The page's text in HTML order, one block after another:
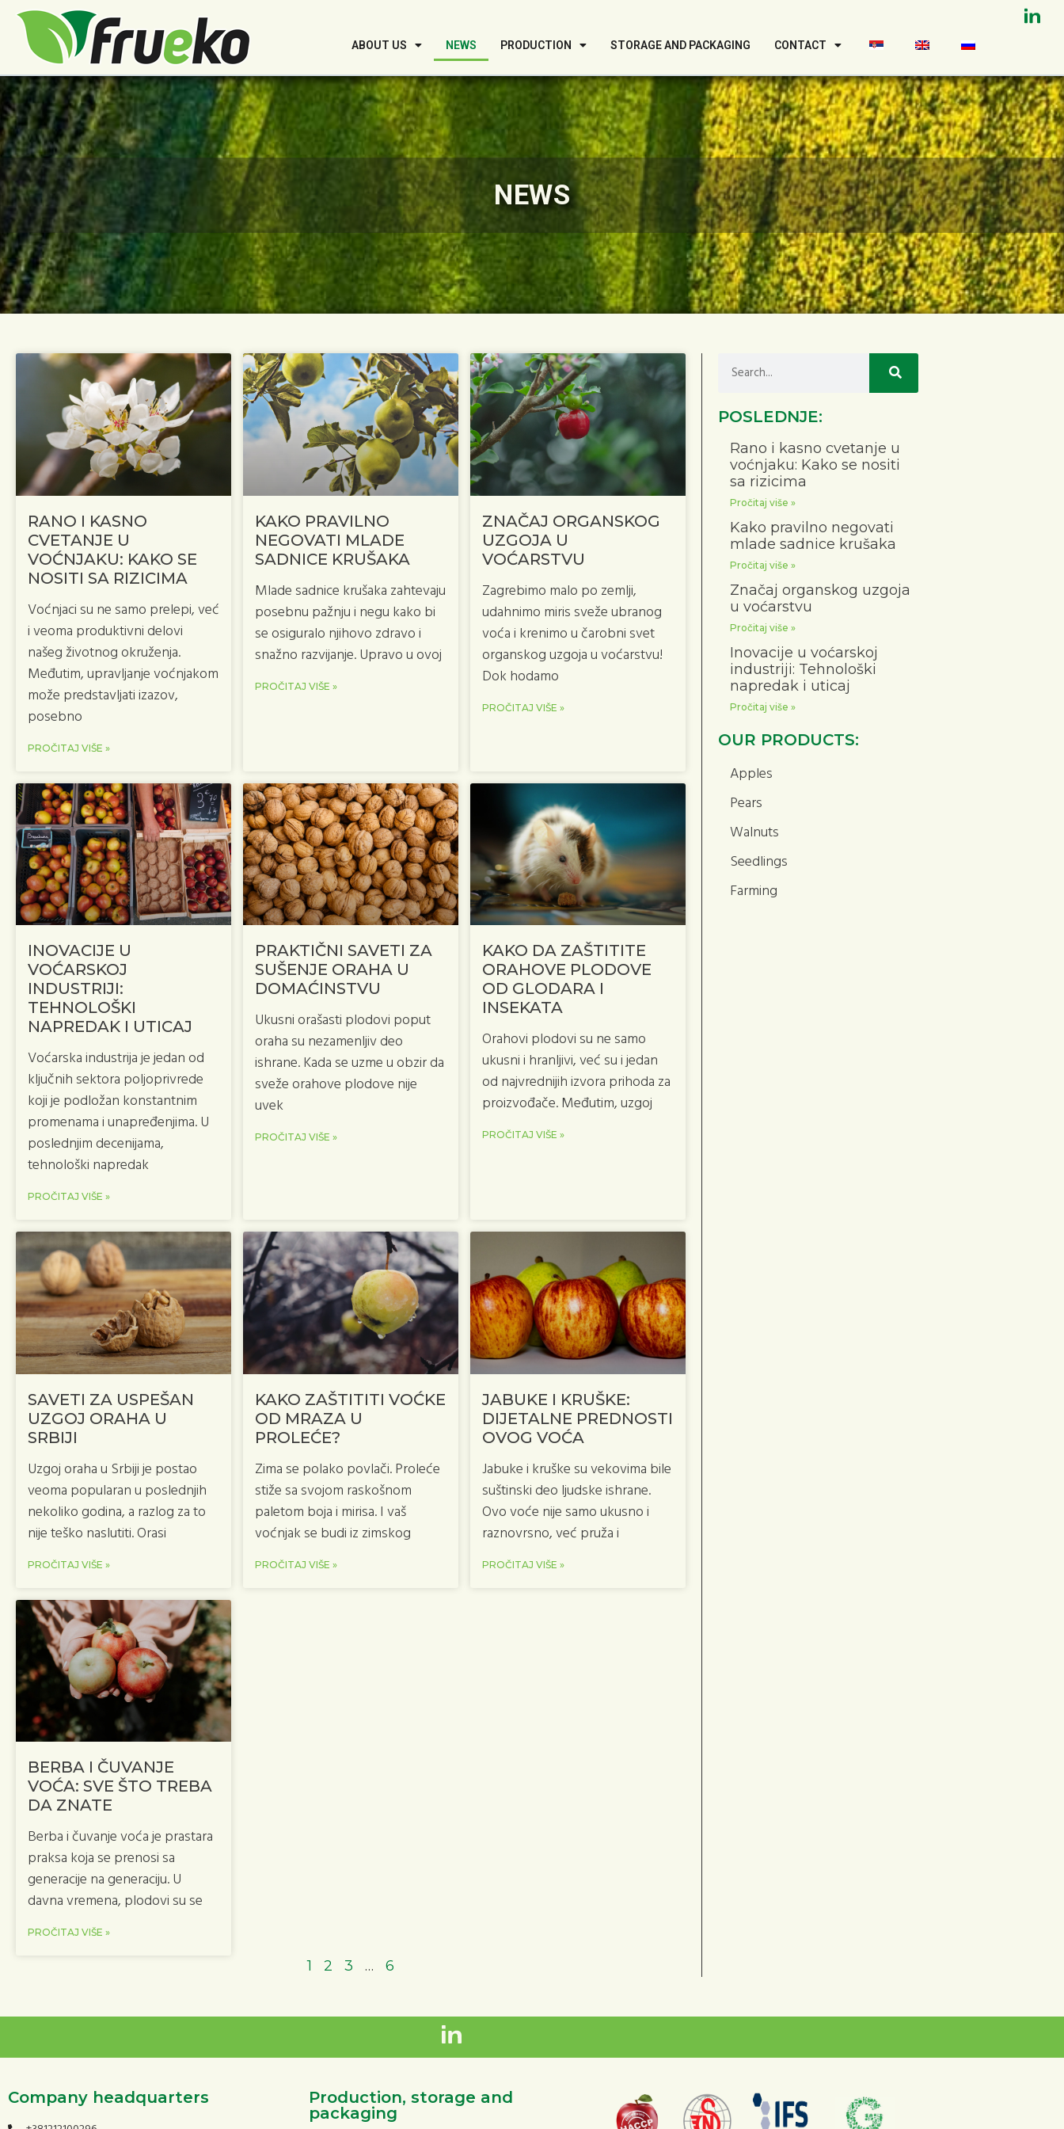
ABOUT US NEWS PRODUCTION STORAGE AND PACKAGING CONTACT
NEWS
RANO I KASNO
CVETANJE U
VOĆNJAKU: KAKO SE
NOSITI SA RIZICIMA
Voćnjaci su ne samo prelepi, već
i veoma produktivni delovi
našeg životnog okruženja.
Međutim, upravljanje voćnjakom
može predstavljati izazov,
posebno
PROČITAJ VIŠE »
KAKO PRAVILNO
NEGOVATI MLADE
SADNICE KRUŠAKA
Mlade sadnice krušaka zahtevaju
posebnu pažnju i negu kako bi
se osiguralo njihovo zdravo i
snažno razvijanje. Upravo u ovoj
PROČITAJ VIŠE »
ZNAČAJ ORGANSKOG
UZGOJA U
VOĆARSTVU
Zagrebimo malo po zemlji,
udahnimo miris sveže ubranog
voća i krenimo u čarobni svet
organskog uzgoja u voćarstvu!
Dok hodamo
PROČITAJ VIŠE »
INOVACIJE U
VOĆARSKOJ
INDUSTRIJI:
TEHNOLOŠKI
NAPREDAK I UTICAJ
Voćarska industrija je jedan od
ključnih sektora poljoprivrede
koji je podložan konstantnim
promenama i unapređenjima. U
poslednjim decenijama,
tehnološki napredak
PROČITAJ VIŠE »
PRAKTIČNI SAVETI ZA
SUŠENJE ORAHA U
DOMAĆINSTVU
Ukusni orašasti plodovi poput
oraha su nezamenljiv deo
ishrane. Kada se uzme u obzir da
sveže orahove plodove nije
uvek
PROČITAJ VIŠE »
KAKO DA ZAŠTITITE
ORAHOVE PLODOVE
OD GLODARA I
INSEKATA
Orahovi plodovi su ne samo
ukusni i hranljivi, već su i jedan
od najvrednijih izvora prihoda za
proizvođače. Međutim, uzgoj
PROČITAJ VIŠE »
SAVETI ZA USPEŠAN
UZGOJ ORAHA U
SRBIJI
Uzgoj oraha u Srbiji je postao
veoma popularan u poslednjih
nekoliko godina, a razlog za to
nije teško naslutiti. Orasi
PROČITAJ VIŠE »
KAKO ZAŠTITITI VOĆKE
OD MRAZA U
PROLEĆE?
Zima se polako povlači. Proleće
stiže sa svojom raskošnom
paletom boja i mirisa. I vaš
voćnjak se budi iz zimskog
PROČITAJ VIŠE »
JABUKE I KRUŠKE:
DIJETALNE PREDNOSTI
OVOG VOĆA
Jabuke i kruške su vekovima bile
suštinski deo ljudske ishrane.
Ovo voće nije samo ukusno i
raznovrsno, već pruža i
PROČITAJ VIŠE »
BERBA I ČUVANJE
VOĆA: SVE ŠTO TREBA
DA ZNATE
Berba i čuvanje voća je prastara
praksa koja se prenosi sa
generacije na generaciju. U
davna vremena, plodovi su se
PROČITAJ VIŠE »
1 2 3 … 6
POSLEDNJE:
Rano i kasno cvetanje u
voćnjaku: Kako se nositi
sa rizicima
Pročitaj više »
Kako pravilno negovati
mlade sadnice krušaka
Pročitaj više »
Značaj organskog uzgoja
u voćarstvu
Pročitaj više »
Inovacije u voćarskoj
industriji: Tehnološki
napredak i uticaj
Pročitaj više »
OUR PRODUCTS:
Apples
Pears
Walnuts
Seedlings
Farming
Company headquarters
Production, storage and
packaging